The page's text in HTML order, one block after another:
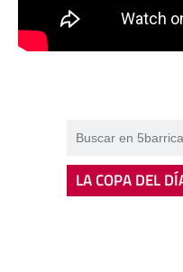
LA COPA DEL